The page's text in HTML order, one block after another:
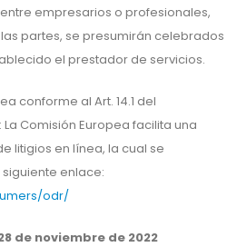
empresarios o profesionales,
partes, se presumirán celebrados
el prestador de servicios.
conforme al Art. 14.1 del
Comisión Europea facilita una
litigios en línea, la cual se
enlace:
odr/
de noviembre de 2022